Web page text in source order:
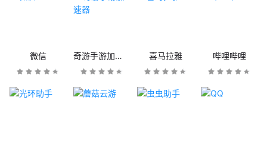
微信 奇游手游加速器 喜马拉雅 哔哩哔哩